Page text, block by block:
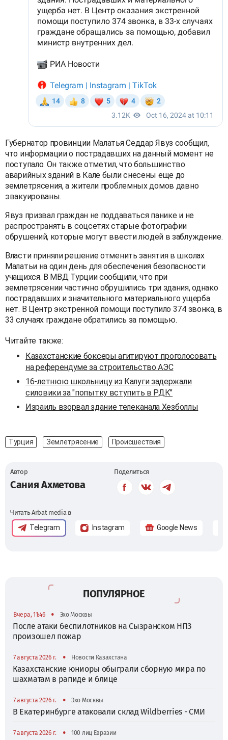
Губернатор провинции Малатья Седдар Явуз сообщил,
что информации о пострадавших на данный момент не
поступало. Он также отметил, что большинство
аварийных зданий в Кале были снесены еще до
землетрясения, а жители проблемных домов давно
эвакуированы.
Явуз призвал граждан не поддаваться панике и не
распространять в соцсетях старые фотографии
обрушений, которые могут ввести людей в заблуждение.
Власти приняли решение отменить занятия в школах
Малатьи на один день для обеспечения безопасности
учащихся. В МВД Турции сообщили, что при
землетрясении частично обрушились три здания, однако
пострадавших и значительного материального ущерба
нет. В Центр экстренной помощи поступило 374 звонка, в
33 случаях граждане обратились за помощью.
Читайте также:
Казахстанские боксеры агитируют проголосовать
на референдуме за строительство АЭС
16-летнюю школьницу из Калуги задержали
силовики за "попытку вступить в РДК"
Израиль взорвал здание телеканала Хезболлы
Турция Землетрясение Происшествия
Автор
Сания Ахметова
Поделиться
Читать Arbat media в
Telegram Instagram Google News
ПОПУЛЯРНОЕ
Вчера, 11:46 • Эхо Москвы
После атаки беспилотников на Сызранском НПЗ
произошел пожар
7 августа 2026 г. • Новости Казахстана
Казахстанские юниоры обыграли сборную мира по
шахматам в рапиде и блице
7 августа 2026 г. • Эхо Москвы
В Екатеринбурге атаковали склад Wildberries - СМИ
7 августа 2026 г. • 100 лиц Евразии